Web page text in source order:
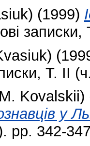
(1999)
записки,
Т. ІІ
Kovalskii)
у
pp. 342-